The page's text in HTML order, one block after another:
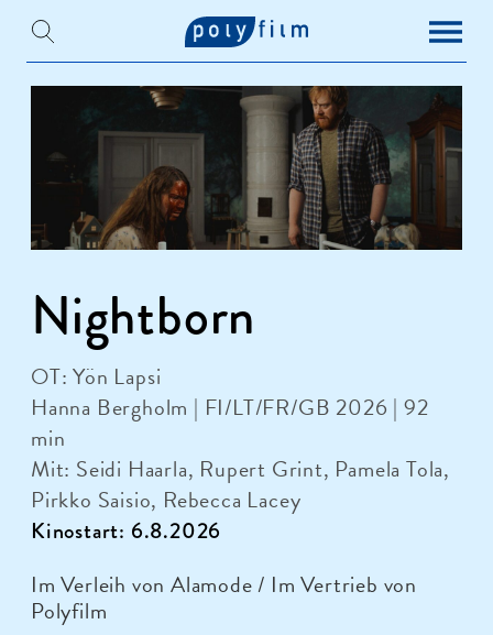
Nightborn
OT: Yön Lapsi
Hanna Bergholm | FI/LT/FR/GB 2026 | 92
min
Mit: Seidi Haarla, Rupert Grint, Pamela Tola,
Pirkko Saisio, Rebecca Lacey
Kinostart: 6.8.2026
Im Verleih von Alamode / Im Vertrieb von
Polyfilm